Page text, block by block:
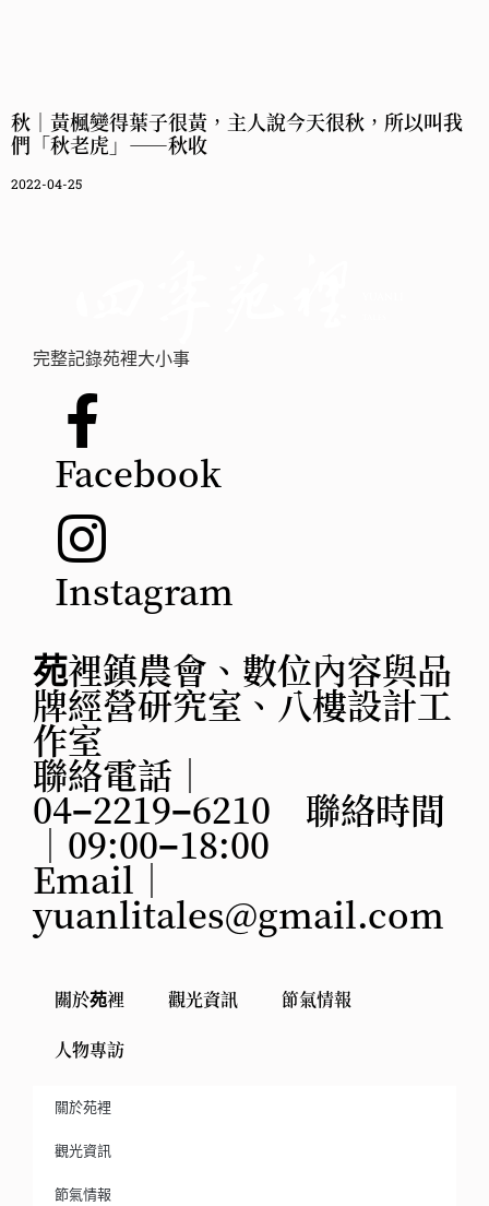
秋｜黃楓變得葉子很黃，主人說今天很秋，所以叫我
們「秋老虎」——秋收
2022-04-25
完整記錄苑裡大小事
Facebook
Instagram
苑裡鎮農會、數位內容與品
牌經營研究室、八樓設計工
作室
聯絡電話｜
04−2219−6210 聯絡時間
｜09:00−18:00
Email｜
yuanlitales@gmail.com
關於苑裡 觀光資訊
節氣情報
人物專訪
關於苑裡
觀光資訊
節氣情報